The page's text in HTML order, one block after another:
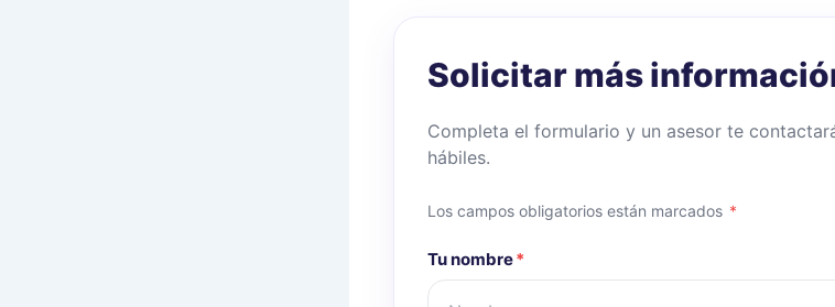
Solicitar más
Completa el formulario y un asesor te
hábiles.
Los campos obligatorios están marcados *
Tu nombre*